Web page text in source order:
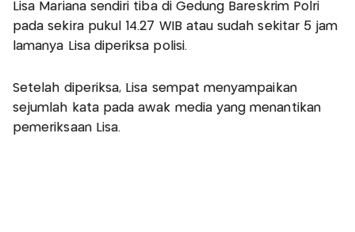
Lisa Mariana sendiri tiba di Gedung Bareskrim Polri
pada sekira pukul 14.27 WIB atau sudah sekitar 5 jam
lamanya Lisa diperiksa polisi.
Setelah diperiksa, Lisa sempat menyampaikan
sejumlah kata pada awak media yang menantikan
pemeriksaan Lisa.